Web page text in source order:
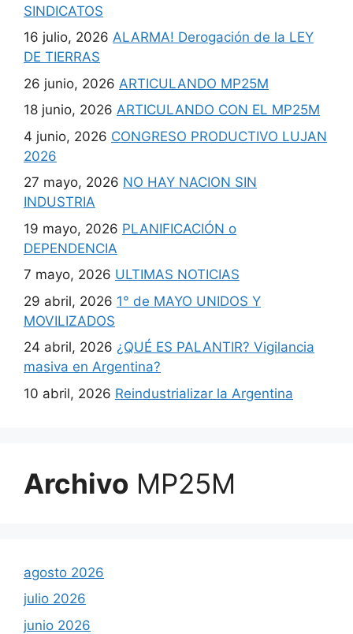
SINDICATOS
16 julio, 2026 ALARMA! Derogación de la LEY
DE TIERRAS
26 junio, 2026 ARTICULANDO MP25M
18 junio, 2026 ARTICULANDO CON EL MP25M
4 junio, 2026 CONGRESO PRODUCTIVO LUJAN
2026
27 mayo, 2026 NO HAY NACION SIN
INDUSTRIA
19 mayo, 2026 PLANIFICACIÓN o
DEPENDENCIA
7 mayo, 2026 ULTIMAS NOTICIAS
29 abril, 2026 1° de MAYO UNIDOS Y
MOVILIZADOS
24 abril, 2026 ¿QUÉ ES PALANTIR? Vigilancia
masiva en Argentina?
10 abril, 2026 Reindustrializar la Argentina
Archivo MP25M
agosto 2026
julio 2026
junio 2026